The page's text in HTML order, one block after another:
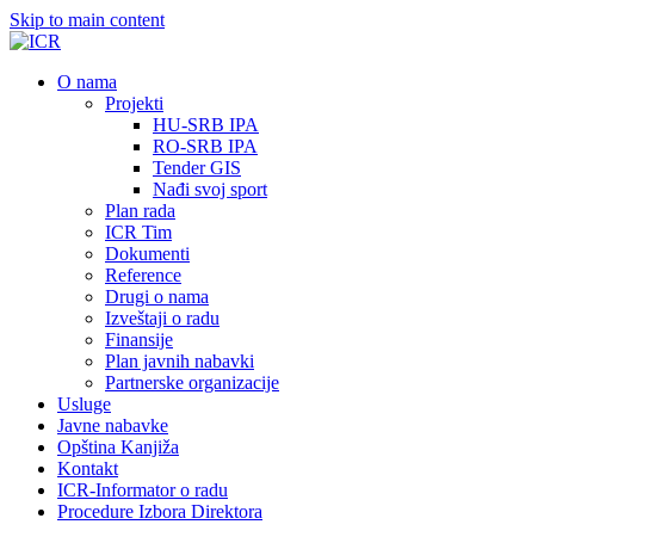
Skip to main content
О nama
Projekti
HU-SRB IPA
RO-SRB IPA
Tender GIS
Nađi svoj sport
Plan rada
ICR Tim
Dokumenti
Reference
Drugi o nama
Izveštaji o radu
Finansije
Plan javnih nabavki
Partnerske organizacije
Usluge
Javne nabavke
Opština Kanjiža
Kontakt
ICR-Informator o radu
Procedure Izbora Direktora